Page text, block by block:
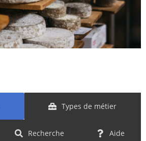
Types de métier
Recherche Aide